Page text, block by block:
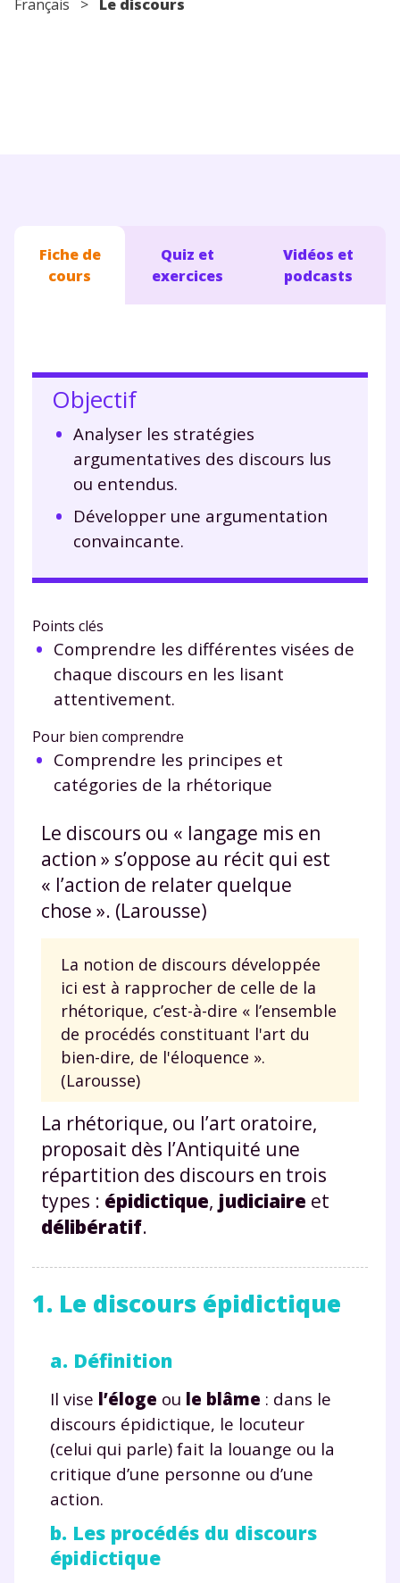
Français > Le discours
Fiche de
cours
Quiz et
exercices
Vidéos et
podcasts
Objectif
Analyser les stratégies
argumentatives des discours lus
ou entendus.
Développer une argumentation
convaincante.
Points clés
Comprendre les différentes visées de
chaque discours en les lisant
attentivement.
Pour bien comprendre
Comprendre les principes et
catégories de la rhétorique
Le discours ou « langage mis en
action » s’oppose au récit qui est
« l’action de relater quelque
chose ». (Larousse)
La notion de discours développée
ici est à rapprocher de celle de la
rhétorique, c’est-à-dire « l’ensemble
de procédés constituant l'art du
bien-dire, de l'éloquence ».
(Larousse)
La rhétorique, ou l’art oratoire,
proposait dès l’Antiquité une
répartition des discours en trois
types : épidictique, judiciaire et
délibératif.
1. Le discours épidictique
a. Définition
Il vise l’éloge ou le blâme : dans le
discours épidictique, le locuteur
(celui qui parle) fait la louange ou la
critique d’une personne ou d’une
action.
b. Les procédés du discours
épidictique